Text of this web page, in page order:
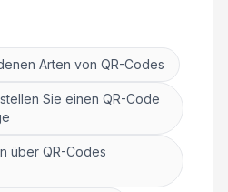
Arten von QR-Codes
Sie einen QR-Code
über QR-Codes